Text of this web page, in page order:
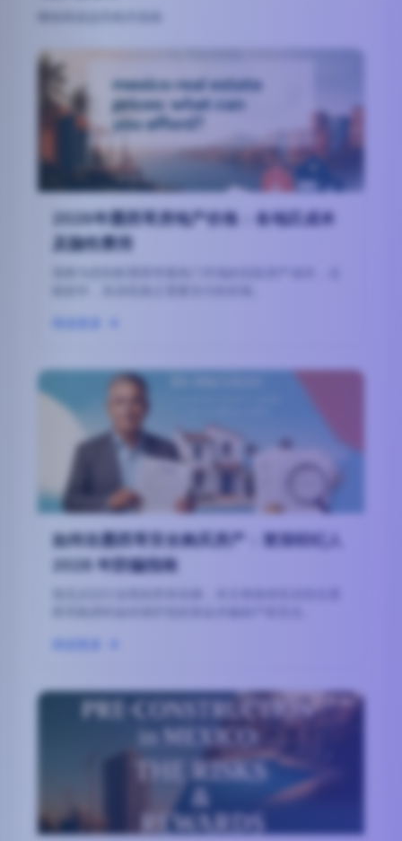
2026年墨西哥房地产价格：各地区成本
及隐性费用
如何在墨西哥安全购买房产：资深经纪人
2026 年防骗指南